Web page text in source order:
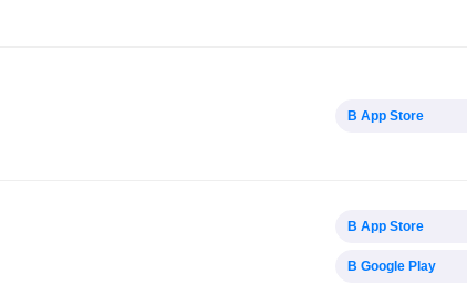
В App Store
В App Store
В Google Play